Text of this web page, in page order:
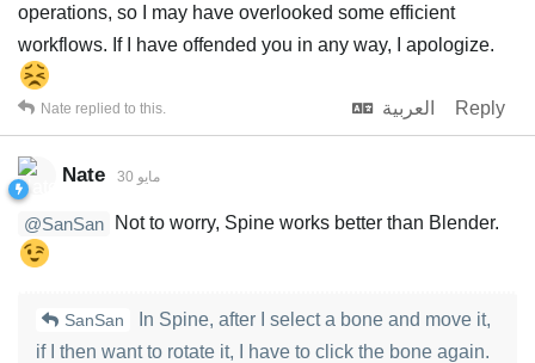
operations, so I may have overlooked some efficient
workflows. If I have offended you in any way, I apologize.
العربية Reply
Nate replied to this.
Nate 30 مايو
@SanSan Not to worry, Spine works better than Blender.
SanSan
In Spine, after I select a bone and move it,
if I then want to rotate it, I have to click the bone again.